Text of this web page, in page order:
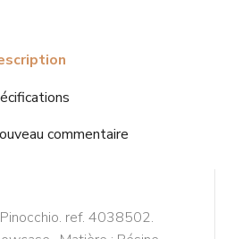
commentaire
ref. 4038502.